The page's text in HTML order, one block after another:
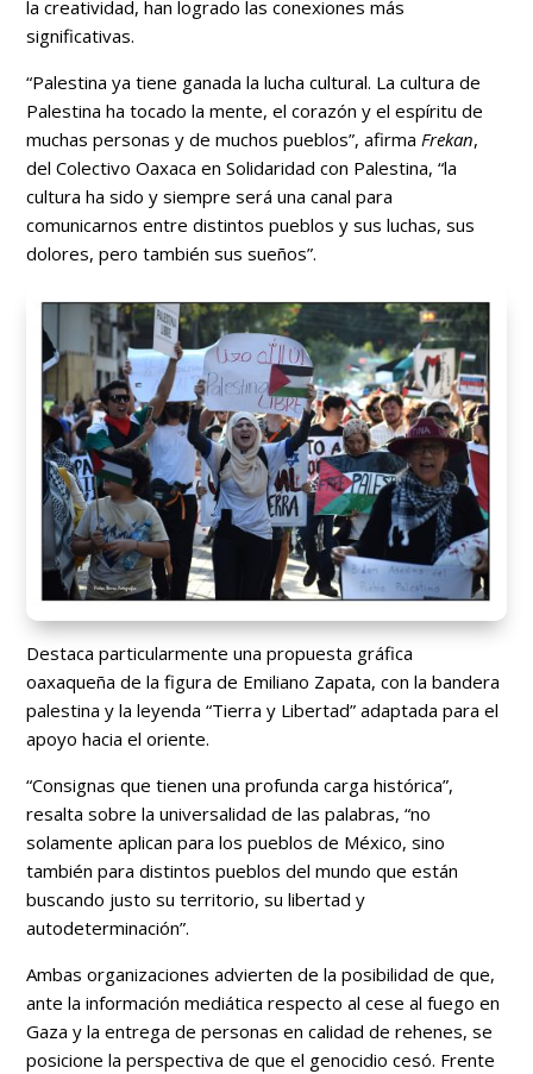
la creatividad, han logrado las conexiones más
significativas.
“Palestina ya tiene ganada la lucha cultural. La cultura de
Palestina ha tocado la mente, el corazón y el espíritu de
muchas personas y de muchos pueblos”, afirmaFrekan,
del Colectivo Oaxaca en Solidaridad con Palestina, “la
cultura ha sido y siempre será una canal para
comunicarnos entre distintos pueblos y sus luchas, sus
dolores, pero también sus sueños”.
Destaca particularmente una propuesta gráfica
oaxaqueña de la figura de Emiliano Zapata, con la bandera
palestina y la leyenda “Tierra y Libertad” adaptada para el
apoyo hacia el oriente.
“Consignas que tienen una profunda carga histórica”,
resalta sobre la universalidad de las palabras, “no
solamente aplican para los pueblos de México, sino
también para distintos pueblos del mundo que están
buscando justo su territorio, su libertad y
autodeterminación”.
Ambas organizaciones advierten de la posibilidad de que,
ante la información mediática respecto al cese al fuego en
Gaza y la entrega de personas en calidad de rehenes, se
posicione la perspectiva de que el genocidio cesó. Frente